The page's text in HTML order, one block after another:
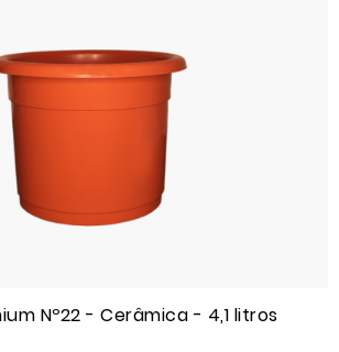
Nº22 - Cerâmica - 4,1 litros